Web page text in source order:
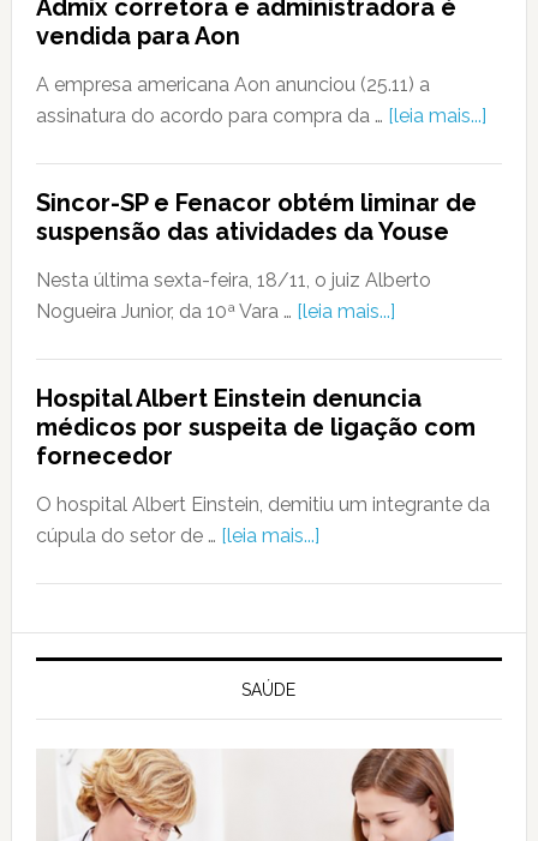
Admix corretora e administradora é
vendida para Aon
A empresa americana Aon anunciou (25.11) a
assinatura do acordo para compra da … [leia mais...]
Sincor-SP e Fenacor obtém liminar de
suspensão das atividades da Youse
Nesta última sexta-feira, 18/11, o juiz Alberto
Nogueira Junior, da 10ª Vara … [leia mais...]
Hospital Albert Einstein denuncia
médicos por suspeita de ligação com
fornecedor
O hospital Albert Einstein, demitiu um integrante da
cúpula do setor de … [leia mais...]
SAÚDE